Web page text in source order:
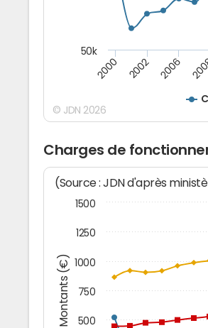
2000 2002 2006
50k
© JDN 2026
Charges de
Montants (€)
(Source : JDN d'après
500
750
1000
1250
1500